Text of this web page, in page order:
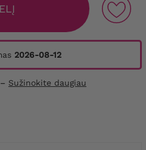
2026-08-12
Sužinokite daugiau